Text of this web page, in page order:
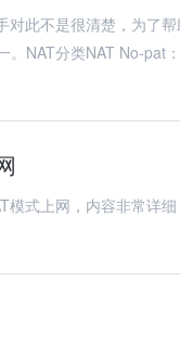
对此不是很清楚，为了
。NAT分类NAT No-pat
模式上网，内容非常